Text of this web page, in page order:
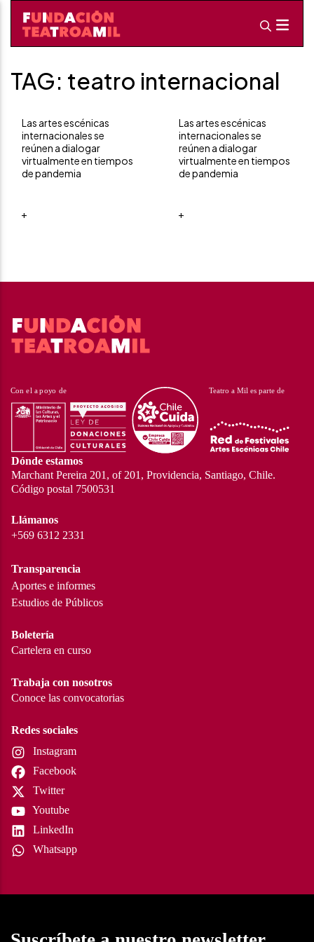
TAG: teatro internacional
Las artes escénicas
internacionales se
reúnen a dialogar
virtualmente en tiempos
de pandemia
+
Las artes escénicas
internacionales se
reúnen a dialogar
virtualmente en tiempos
de pandemia
+
Dónde estamos
Marchant Pereira 201, of 201, Providencia, Santiago, Chile.
Código postal 7500531
Llámanos
+569 6312 2331
Transparencia
Aportes e informes
Estudios de Públicos
Boletería
Cartelera en curso
Trabaja con nosotros
Conoce las convocatorias
Redes sociales
Instagram
Facebook
Twitter
Youtube
LinkedIn
Whatsapp